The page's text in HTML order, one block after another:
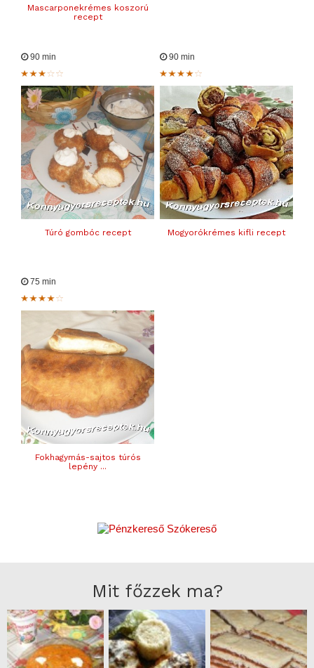
Mascarponekrémes koszorú
recept
90 min
Túró gombóc recept
90 min
Mogyorókrémes kifli recept
75 min
Fokhagymás-sajtos túrós
lepény ...
Mit főzzek ma?